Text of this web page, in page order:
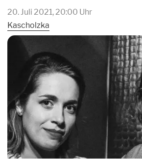
20. Juli 2021, 20:00 Uhr
Kascholzka